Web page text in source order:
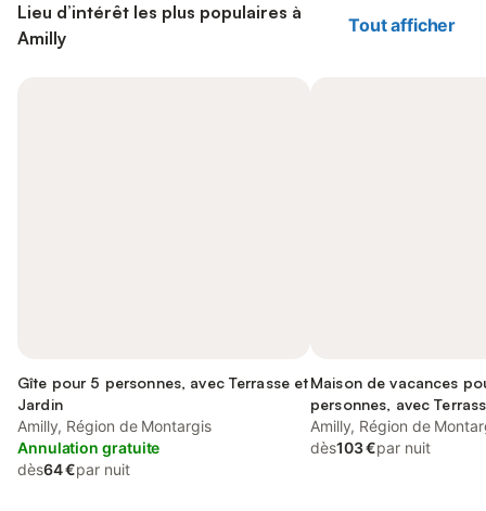
Lieu d’intérêt les plus populaires à
Amilly
Tout afficher
Gîte pour 5 personnes, avec Terrasse et
Jardin
Amilly, Région de Montargis
Annulation gratuite
dès64 €par nuit
Maison de vacances
personnes, avec
que Jardin et Vue
Amilly, Région de
dès103 €par nuit